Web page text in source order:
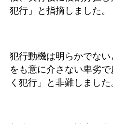
犯行」と指摘しました。
犯行動機は明らかでな
をも意に介さない卑劣
く犯行」と非難しました